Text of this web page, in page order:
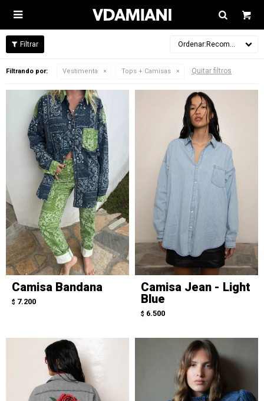

Recomendados
Filtrando por: Vestimenta Tops + Camisas Quitar filtros
Camisa Bandana
$ 7.200
Camisa Jean - Light
Blue
$ 6.500